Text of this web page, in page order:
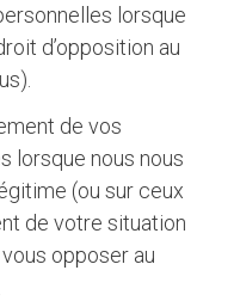
lorsque
d’opposition au
de vos
lorsque nous nous
(ou sur ceux
de votre situation
opposer au